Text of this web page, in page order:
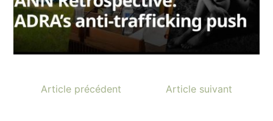
Article précédent Article suivant